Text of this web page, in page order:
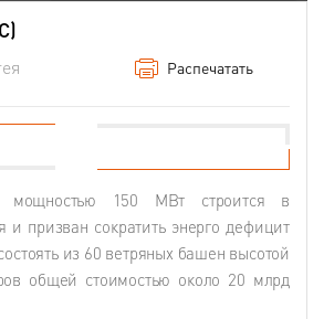
Распечатать
мощностью 150 МВт строится в
и призван сократить энерго дефицит
из 60 ветряных башен высотой
общей стоимостью около 20 млрд